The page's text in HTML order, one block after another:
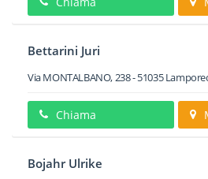
Bettarini Juri
Via MONTALBANO, 238-51035
Chiama
Bojahr Ulrike